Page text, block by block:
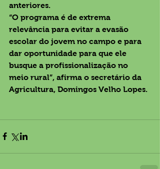
anteriores.
“O programa é de extrema
relevância para evitar a evasão
escolar do jovem no campo e para
dar oportunidade para que ele
busque a profissionalização no
meio rural”, afirma o secretário da
Agricultura, Domingos Velho Lopes.